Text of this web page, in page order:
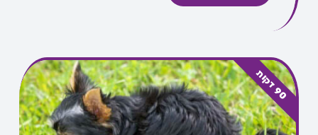
9
0
ד
ק
ו
ת